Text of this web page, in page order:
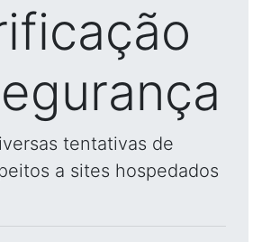
tentativas de
a sites hospedados